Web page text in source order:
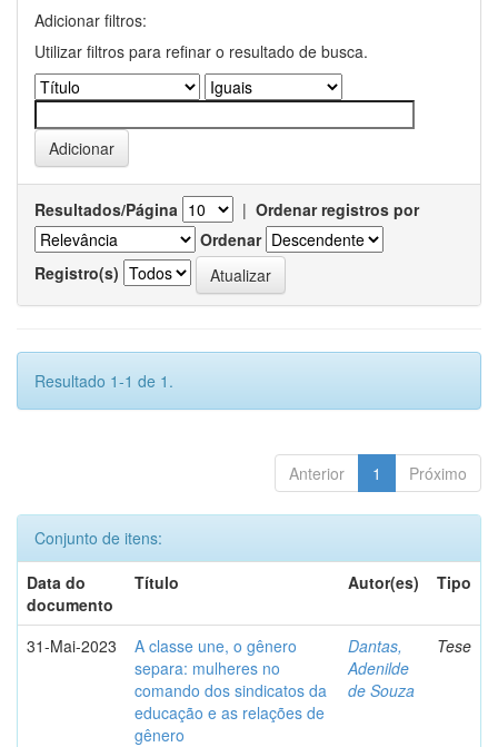
Adicionar filtros:
Utilizar filtros para refinar o resultado de busca.
Resultados/Página | Ordenar registros por
Ordenar
Registro(s)
Resultado 1-1 de 1.
Anterior 1 Próximo
Conjunto de itens:
Data do
documento
Título Autor(es) Tipo
31-Mai-2023
A classe une, o gênero
separa: mulheres no
comando dos sindicatos da
educação e as relações de
gênero
Dantas,
Adenilde
de Souza
Tese